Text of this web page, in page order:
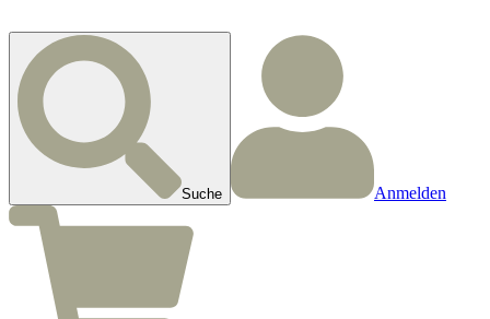
Suche Anmelden